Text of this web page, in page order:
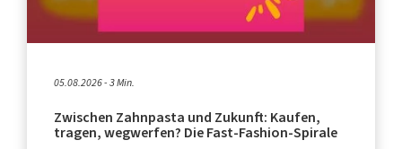
05.08.2026 - 3 Min.
Zwischen Zahnpasta und Zukunft: Kaufen,
tragen, wegwerfen? Die Fast-Fashion-Spirale